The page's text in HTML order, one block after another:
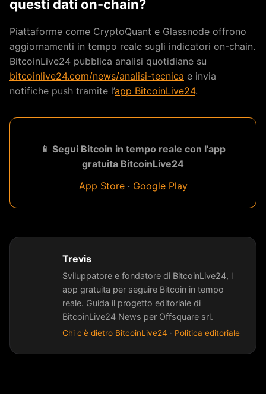
questi dati on-chain?
Piattaforme come CryptoQuant e Glassnode offrono
aggiornamenti in tempo reale sugli indicatori on-chain.
BitcoinLive24 pubblica analisi quotidiane su
bitcoinlive24.com/news/analisi-tecnica e invia
notifiche push tramite l’app BitcoinLive24.
📱 Segui Bitcoin in tempo reale con l'app
gratuita BitcoinLive24
App Store· Google Play
Trevis
Sviluppatore e fondatore di BitcoinLive24, l
app gratuita per seguire Bitcoin in tempo
reale. Guida il progetto editoriale di
BitcoinLive24 News per Offsquare srl.
Chi c'è dietro BitcoinLive24 · Politica editoriale